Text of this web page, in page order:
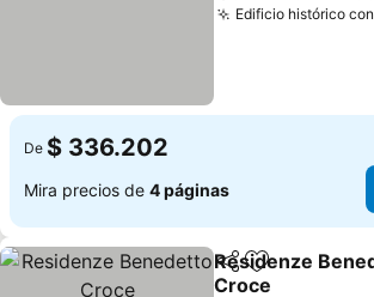
Edificio histórico
De $ 336.202
Mira precios de 4 páginas
CompartirAgregar a
Residenze
Croce